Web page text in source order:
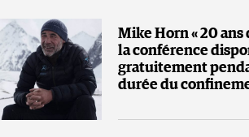
Mike Horn « 20 ans
la conférence
gratuitement
durée du